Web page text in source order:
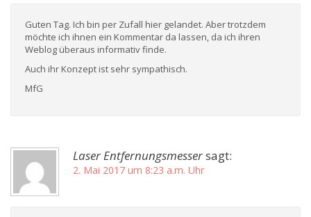
Guten Tag. Ich bin per Zufall hier gelandet. Aber trotzdem
möchte ich ihnen ein Kommentar da lassen, da ich ihren
Weblog überaus informativ finde.
Auch ihr Konzept ist sehr sympathisch.
MfG
Laser Entfernungsmessersagt:
2. Mai 2017 um 8:23 a.m. Uhr